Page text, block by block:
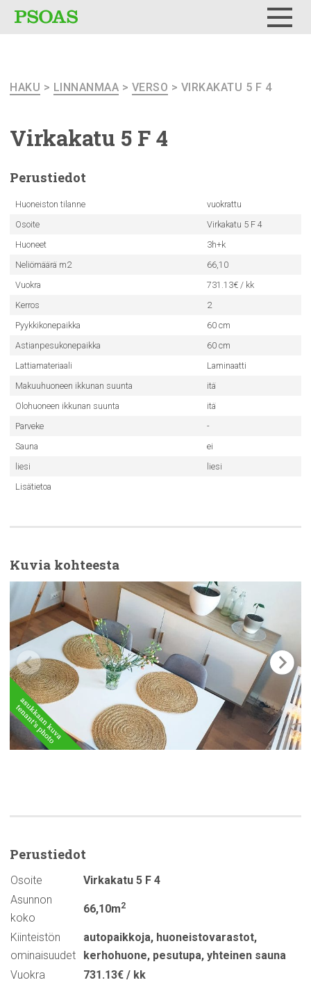
HAKU > LINNANMAA > VERSO > VIRKAKATU 5 F 4
Virkakatu 5 F 4
Perustiedot
Huoneiston tilanne
vuokrattu
Osoite
Virkakatu 5 F 4
Huoneet
3h+k
Neliömäärä m2
66,10
Vuokra
731.13€ / kk
Kerros
2
Pyykkikonepaikka
60 cm
Astianpesukonepaikka
60 cm
Lattiamateriaali
Laminaatti
Makuuhuoneen ikkunan suunta
itä
Olohuoneen ikkunan suunta
itä
Parveke
-
Sauna
ei
liesi
liesi
Lisätietoa
Kuvia kohteesta
Perustiedot
Osoite
Virkakatu 5 F 4
Asunnon
koko
66,10m2
Kiinteistön
ominaisuudet
autopaikkoja, huoneistovarastot,
kerhohuone, pesutupa, yhteinen sauna
Vuokra
731.13€ / kk